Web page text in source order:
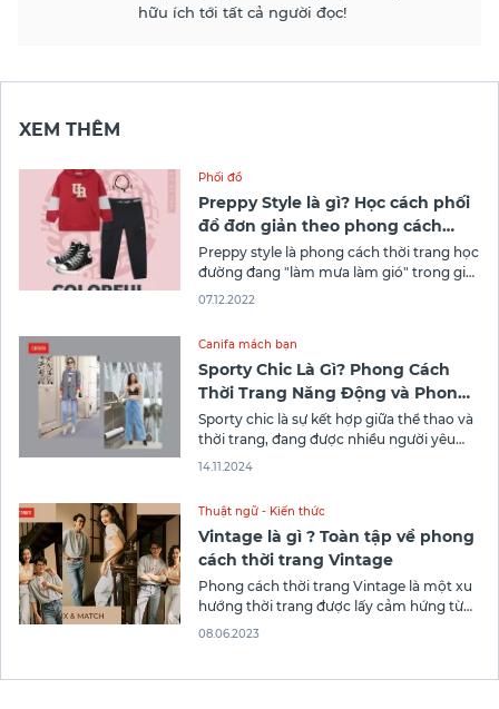
hữu ích tới tất cả người đọc!
XEM THÊM
Phối đồ
Preppy Style là gì? Học cách phối
đồ đơn giản theo phong cách
Preppy
Preppy style là phong cách thời trang học
đường đang "làm mưa làm gió" trong giới
trẻ
07.12.2022
Canifa mách bạn
Sporty Chic Là Gì? Phong Cách
Thời Trang Năng Động và Phong
Cách
Sporty chic là sự kết hợp giữa thể thao và
thời trang, đang được nhiều người yêu
thích. Phong cách này không chỉ mang lại
này còn có tính linh hoạt cao
14.11.2024
Thuật ngữ - Kiến thức
Vintage là gì ? Toàn tập về phong
cách thời trang Vintage
Phong cách thời trang Vintage là một xu
hướng thời trang được lấy cảm hứng từ
các năm 1920 đến 1980. Cùng Canifa tìm
08.06.2023